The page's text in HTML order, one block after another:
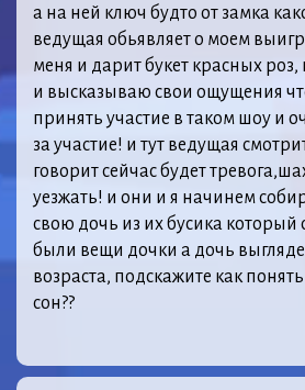
а на ней ключ будто от замка
ведущая обьявляет о моем
меня и дарит букет красных
и высказываю свои ощущения
принять участие в таком шоу и
за участие! и тут ведущая
говорит сейчас будет
уезжать! и они и я начинем
свою дочь из их бусика который
были вещи дочки а дочь
возраста, подскажите как
сон??